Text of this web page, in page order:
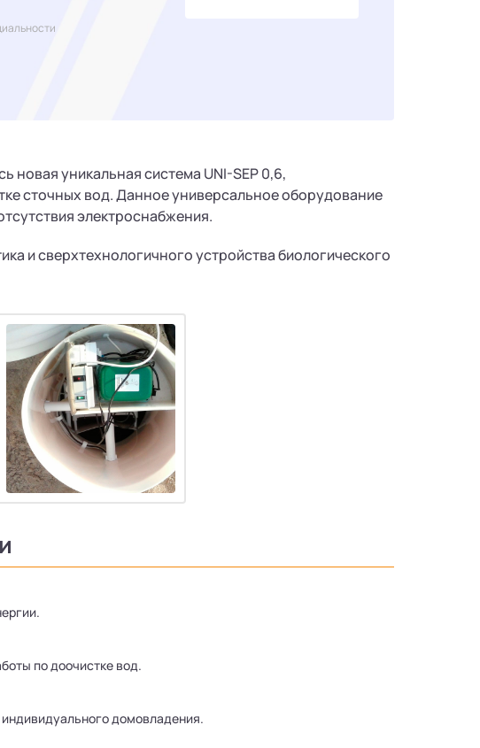
уникальная система UNI-SEP 0,6,
сточных вод. Данное универсальное оборудование
электроснабжения.
и сверхтехнологичного устройства биологического
по доочистке вод.
домовладения.